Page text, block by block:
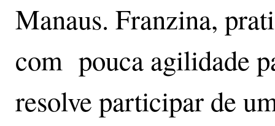
Manaus. Franzina,
com pouca agilidade
resolve participar de